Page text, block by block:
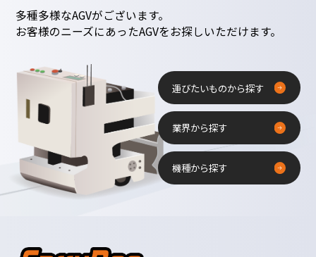
多種多様なAGVがございます。
お客様のニーズにあったAGVをお探しいただけます。
運びたいものから探す
業界から探す
機種から探す